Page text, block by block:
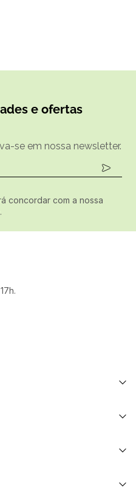
e ofertas
se em nossa newsletter.
concordar com a nossa